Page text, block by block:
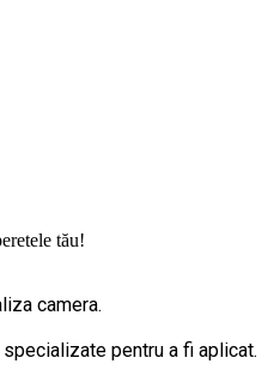
tău!
camera.
pentru a fi aplicat.